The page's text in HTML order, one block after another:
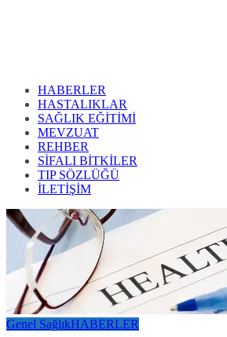
HABERLER
HASTALIKLAR
SAĞLIK EĞİTİMİ
MEVZUAT
REHBER
SİFALI BİTKİLER
TIP SÖZLÜĞÜ
İLETİŞİM
Genel SağlıkHABERLER